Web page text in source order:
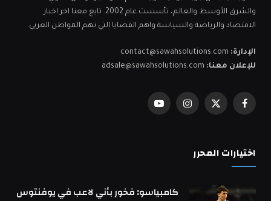
والشرق الأوسط والعالم، تأسست عام 2002. تابع معنا اخر اخبار
الاقتصاد والرياضة والسياسة واهم القضايا التي تهم المواطن العربي.
الإدارة: contact@sawahsolutions.com
للإعلان معنا: adsale@sawahsolutions.com
فيسبوكX
الانستغراميوتيوب
اختيارات المحرر
كامبياسو: فخور بأني لاعب في يوفنتوس